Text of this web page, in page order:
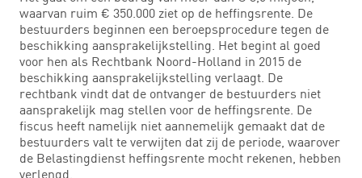
waarvan ruim € 350.000 ziet op de heffingsrente. De
bestuurders beginnen een beroepsprocedure tegen de
beschikking aansprakelijkstelling. Het begint al goed
voor hen als Rechtbank Noord-Holland in 2015 de
beschikking aansprakelijkstelling verlaagt. De
rechtbank vindt dat de ontvanger de bestuurders niet
aansprakelijk mag stellen voor de heffingsrente. De
fiscus heeft namelijk niet aannemelijk gemaakt dat de
bestuurders valt te verwijten dat zij de periode, waarover
de Belastingdienst heffingsrente mocht rekenen, hebben
verlengd.